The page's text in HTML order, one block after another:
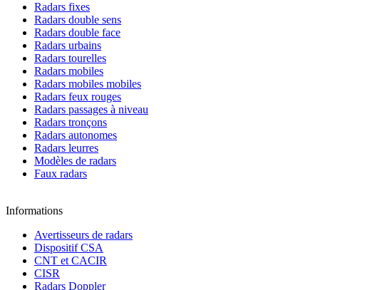
Radars fixes
Radars double sens
Radars double face
Radars urbains
Radars tourelles
Radars mobiles
Radars mobiles mobiles
Radars feux rouges
Radars passages à niveau
Radars tronçons
Radars autonomes
Radars leurres
Modèles de radars
Faux radars
Informations
Avertisseurs de radars
Dispositif CSA
CNT et CACIR
CISR
Radars Doppler